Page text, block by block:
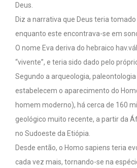
Deus.
Diz a narrativa que Deus teria
enquanto este encontrava-se em
O nome Eva deriva do hebraico
“vivente”, e teria sido dado pelo
Segundo a arqueologia,
estabelecem o aparecimento do
homem moderno), há cerca de 160
geológico muito recente, a partir da
no Sudoeste da Etiópia.
Desde então, o Homo sapiens teria
cada vez mais, tornando-se na